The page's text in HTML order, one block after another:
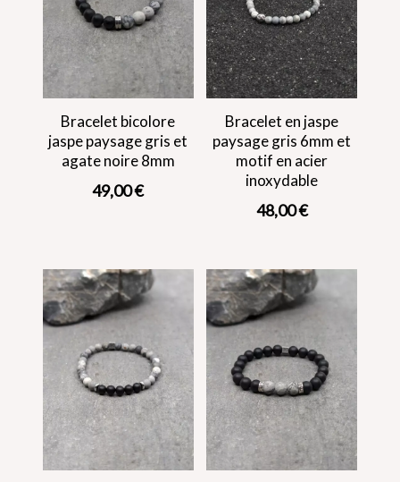
Bracelet bicolore
jaspe paysage gris et
agate noire 8mm
49,00€
Bracelet en jaspe
paysage gris 6mm et
motif en acier
inoxydable
48,00€